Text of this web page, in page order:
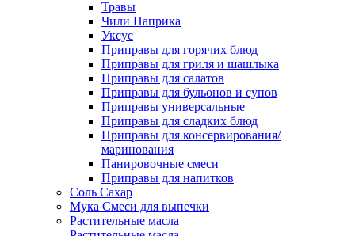
Травы
Чили Паприка
Уксус
Приправы для горячих блюд
Приправы для гриля и шашлыка
Приправы для салатов
Приправы для бульонов и супов
Приправы универсальные
Приправы для сладких блюд
Приправы для консервирования/
маринования
Панировочные смеси
Приправы для напитков
Соль Сахар
Мука Смеси для выпечки
Растительные масла